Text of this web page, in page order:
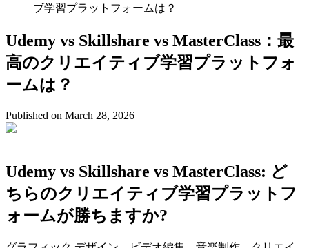
ブ学習プラットフォームは？
Udemy vs Skillshare vs MasterClass：最
高のクリエイティブ学習プラットフォ
ームは？
Published on March 28, 2026
Udemy vs Skillshare vs MasterClass: ど
ちらのクリエイティブ学習プラットフ
ォームが勝ちますか?